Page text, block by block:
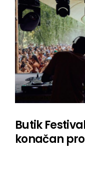
Butik
konačan